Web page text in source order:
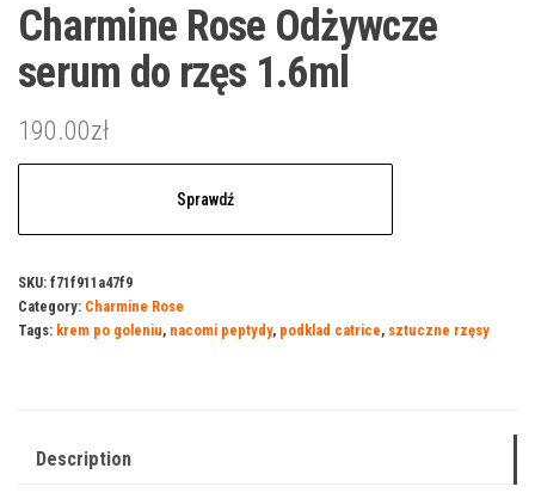
Charmine Rose Odżywcze
serum do rzęs 1.6ml
190.00zł
Sprawdź
SKU: f71f911a47f9
Category: Charmine Rose
Tags: krem po goleniu, nacomi peptydy, podklad catrice, sztuczne rzęsy
Description